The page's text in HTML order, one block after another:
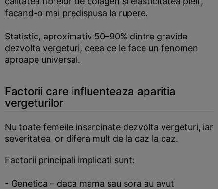
facand-o mai predispusa la rupere.
Statistic, aproximativ 50–90% dintre gravide
dezvolta vergeturi, ceea ce le face un fenomen
aproape universal.
Factorii care influenteaza aparitia
vergeturilor
Nu toate femeile insarcinate dezvolta vergeturi, iar
severitatea lor difera mult de la caz la caz.
Factorii principali implicati sunt:
- Genetica – daca mama sau sora au avut